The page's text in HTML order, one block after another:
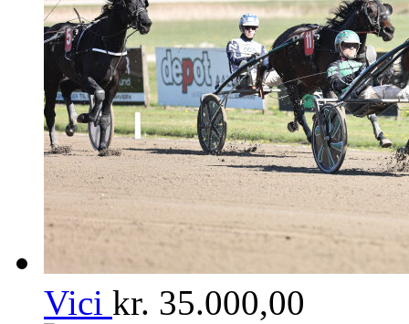
Vici kr. 35.000,00